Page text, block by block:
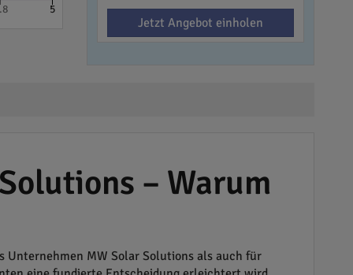
5
Jetzt Angebot einholen
– Warum
Unternehmen MW Solar Solutions als auch für